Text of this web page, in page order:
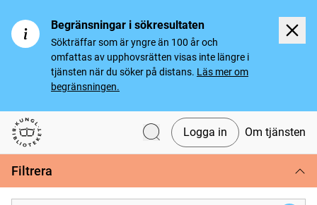
Begränsningar i sökresultaten
Sökträffar som är yngre än 100 år och
omfattas av upphovsrätten visas inte längre i
tjänsten när du söker på distans. Läs mer om
begränsningen.
Svenska tidningar
Logga in Om tjänsten
Filtrera